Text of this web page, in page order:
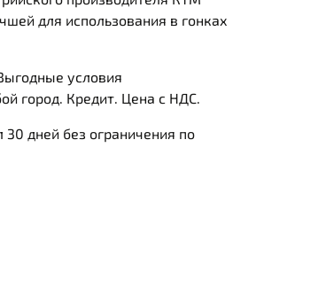
для использования в гонках
условия
город. Кредит. Цена с НДС.
дней без ограничения по